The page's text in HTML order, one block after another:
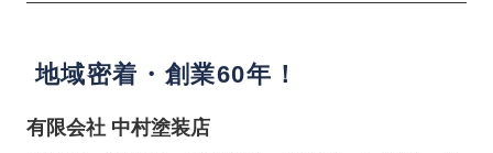
地域密着・創業60年！
有限会社 中村塗装店